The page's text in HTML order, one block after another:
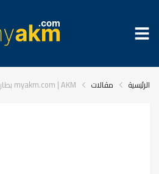
الرئيسية مقالات myakm.com | AKM بطاريات سيارات الجيب للقيادة في البيئات القاسية